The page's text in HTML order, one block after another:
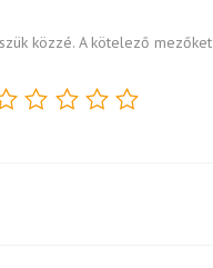
közzé. A kötelező mezőket